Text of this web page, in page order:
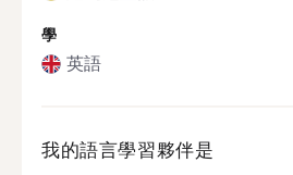
學
英語
我的語言學習夥伴是